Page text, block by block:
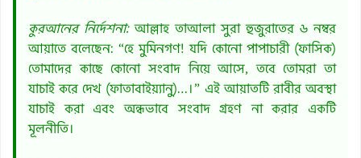
কুরআনের নির্দেশনা:আল্লাহ তাআলা সুরা হুজুরাতের ৬ নম্বর
আয়াতে বলেছেন: “হে মুমিনগণ! যদি কোনো পাপাচারী (ফাসিক)
তোমাদের কাছে কোনো সংবাদ নিয়ে আসে, তবে তোমরা তা
যাচাই করে দেখ (ফাতাবাইয়্যানু)…।” এই আয়াতটি রাবীর অবস্থা
যাচাই করা এবং অন্ধভাবে সংবাদ গ্রহণ না করার একটি
মূলনীতি।